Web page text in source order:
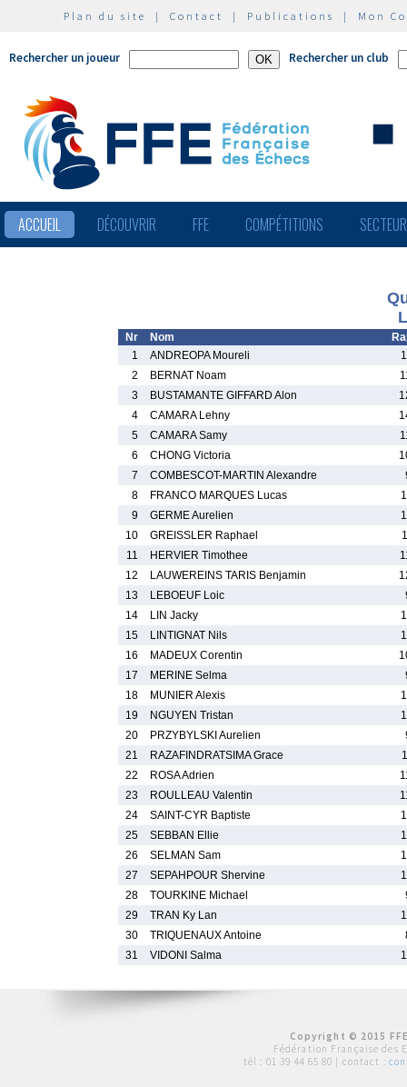
Plan du site | Contact | Publications | Mon
Rechercher un joueur Rechercher un club
ACCUEIL DÉCOUVRIR FFE COMPÉTITIONS
Nr Nom
1
ANDREOPA Moureli
2
BERNAT Noam
3
BUSTAMANTE GIFFARD Alon
4
CAMARA Lehny
5
CAMARA Samy
6
CHONG Victoria
7
COMBESCOT-MARTIN Alexandre
8
FRANCO MARQUES Lucas
9
GERME Aurelien
10
GREISSLER Raphael
11
HERVIER Timothee
12
LAUWEREINS TARIS Benjamin
13
LEBOEUF Loic
14
LIN Jacky
15
LINTIGNAT Nils
16
MADEUX Corentin
17
MERINE Selma
18
MUNIER Alexis
19
NGUYEN Tristan
20
PRZYBYLSKI Aurelien
21
RAZAFINDRATSIMA Grace
22
ROSA Adrien
23
ROULLEAU Valentin
24
SAINT-CYR Baptiste
25
SEBBAN Ellie
26
SELMAN Sam
27
SEPAHPOUR Shervine
28
TOURKINE Michael
29
TRAN Ky Lan
30
TRIQUENAUX Antoine
31
VIDONI Salma
Copyright © 2015
Fédération Française des
tél : 01 39 44 65 80 | contact :